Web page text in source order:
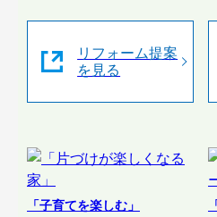
リフォーム提案
を見る
「子育てを楽しむ」